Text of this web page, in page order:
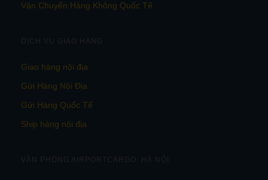
Vận Chuyển Hàng Không Quốc Tế
DỊCH VỤ GIAO HÀNG
Giao hàng nội địa
Gửi Hàng Nội Địa
Gửi Hàng Quốc Tế
Ship hàng nội địa
VĂN PHÒNG AIRPORTCARGO HÀ NỘI